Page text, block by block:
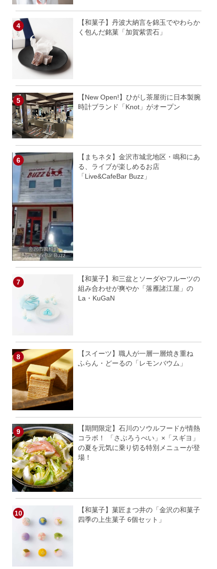
【和菓子】丹波大納言を錦玉でやわらか
く包んだ銘菓「加賀紫雲石」
【New Open!】ひがし茶屋街に日本製腕
時計ブランド「Knot」がオープン
【まちネタ】金沢市城北地区・鳴和にあ
る、ライブが楽しめるお店
「Live&CafeBar Buzz」
【和菓子】和三盆とソーダやフルーツの
組み合わせが爽やか「落雁諸江屋」の
La・KuGaN
【スイーツ】職人が一層一層焼き重ね
ふらん・どーるの「レモンバウム」
【期間限定】石川のソウルフードが情熱
コラボ！ 「さぶろうべい」×「スギヨ」
の夏を元気に乗り切る特別メニューが登
場！
【和菓子】菓匠まつ井の「金沢の和菓子
四季の上生菓子 6個セット」